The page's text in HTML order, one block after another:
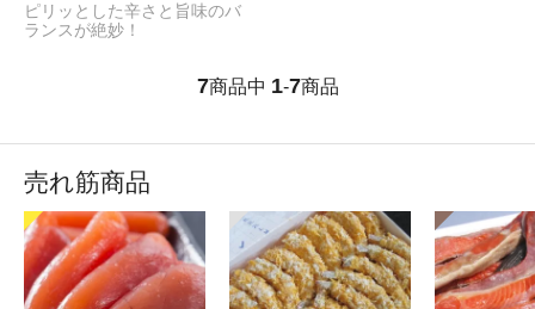
ピリッとした辛さと旨味のバ
ランスが絶妙！
7商品中 1-7商品
売れ筋商品